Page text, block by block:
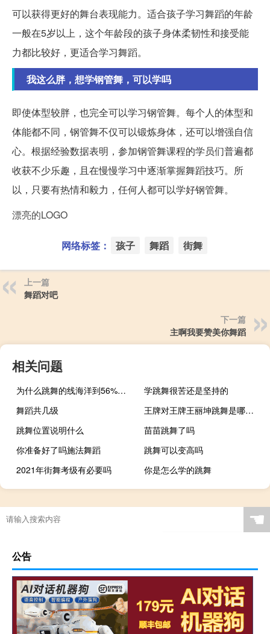
可以获得更好的舞台表现能力。适合孩子学习舞蹈的年龄
一般在5岁以上，这个年龄段的孩子身体柔韧性和接受能
力都比较好，更适合学习舞蹈。
我这么胖，想学钢管舞，可以学吗
即使体型较胖，也完全可以学习钢管舞。每个人的体型和
体能都不同，钢管舞不仅可以锻炼身体，还可以增强自信
心。根据经验数据表明，参加钢管舞课程的学员们普遍都
收获不少乐趣，且在慢慢学习中逐渐掌握舞蹈技巧。所
以，只要有热情和毅力，任何人都可以学好钢管舞。
漂亮的LOGO
网络标签： 孩子 舞蹈 街舞
上一篇
舞蹈对吧
下一篇
主啊我要赞美你舞蹈
相关问题
为什么跳舞的线海洋到56%的时候会卡
学跳舞很苦还是坚持的
舞蹈共几级
王牌对王牌王丽坤跳舞是哪一期
跳舞位置说明什么
苗苗跳舞了吗
你准备好了吗施法舞蹈
跳舞可以变高吗
2021年街舞考级有必要吗
你是怎么学的跳舞
☚
公告